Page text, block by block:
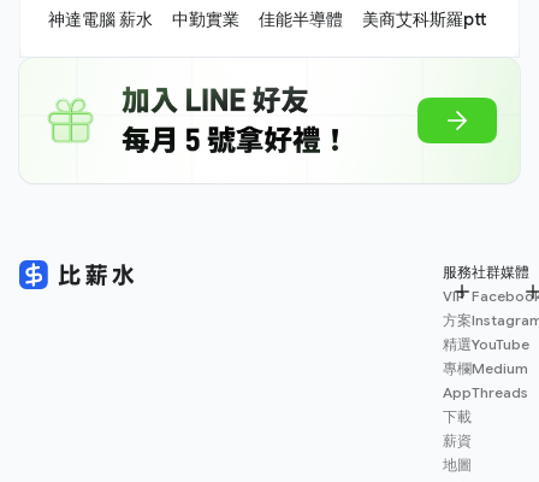
神達電腦 薪水
中勤實業 佳能半導體 美商艾科斯羅ptt
服務
VIP
方案
精選
專欄
App
下載
薪資
地圖
社群媒體
YouTube
Medium
Threads